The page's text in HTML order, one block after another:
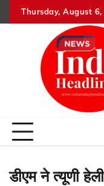
to
Thursday, August
डीएम ने त्यूणी